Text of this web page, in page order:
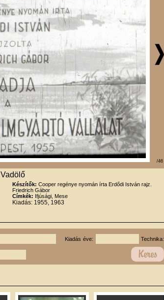
/46
Vadölő
Készítők: Cooper regénye nyomán írta Erdődi István rajz.
Friedrich Gábor
Címkék: Ifjúsági, Mese
Kiadás: 1955, 1963
Kiadás éve: Technika: